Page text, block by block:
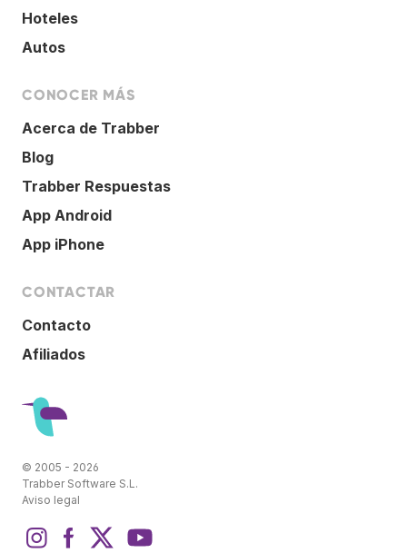
Hoteles
Autos
CONOCER MÁS
Acerca de Trabber
Blog
Trabber Respuestas
App Android
App iPhone
CONTACTAR
Contacto
Afiliados
© 2005 - 2026
Trabber Software S.L.
Aviso legal